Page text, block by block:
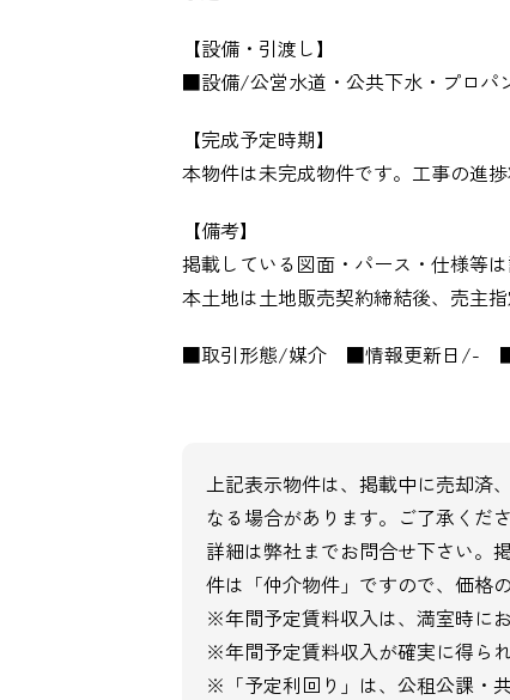
【設備・引渡し】
■設備/公営水道・公共下水・プロ
【完成予定時期】
本物件は未完成物件です。工事の進
【備考】
掲載している図面・パース・仕様等
本土地は土地販売契約締結後、売主
■取引形態/媒介 ■情報更新日/-
上記表示物件は、掲載中に売却
なる場合があります。ご了承くださ
詳細は弊社までお問合せ下さい。
件は「仲介物件」ですので、価格
※年間予定賃料収入は、満室時に
※年間予定賃料収入が確実に得ら
※「予定利回り」は、公租公課・